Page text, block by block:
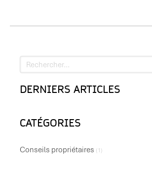
Rechercher
DERNIERS ARTICLES
CATÉGORIES
Conseils propriétaires (1)